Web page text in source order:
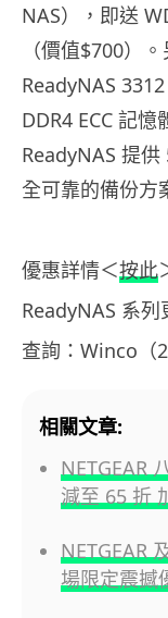
NAS），即送
（價值$700）
ReadyNAS
DDR4 ECC 記
ReadyNAS 提
全可靠的備份方
優惠詳情＜按此
ReadyNAS 系列
查詢：Winco（
相關文章:
NETGEAR
減至 65 折
NETGEAR
場限定震撼